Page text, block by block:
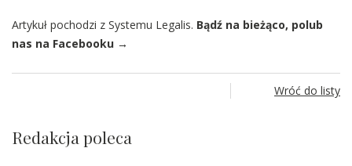
Artykuł pochodzi z Systemu Legalis. Bądź na bieżąco, polub
nas na Facebooku →
Wróć do listy
Redakcja poleca